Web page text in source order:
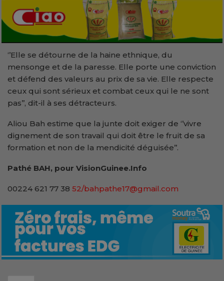
‘’Elle se détourne de la haine ethnique, du
mensonge et de la paresse. Elle porte une conviction
et défend des valeurs au prix de sa vie. Elle respecte
ceux qui sont sérieux et combat ceux qui le ne sont
pas’’, dit-il à ses détracteurs.
Aliou Bah estime que la junte doit exiger de ‘’vivre
dignement de son travail qui doit être le fruit de sa
formation et non de la mendicité déguisée’’.
Pathé BAH, pour VisionGuinee.Info
00224 621 77 38 52/bahpathe17@gmail.com